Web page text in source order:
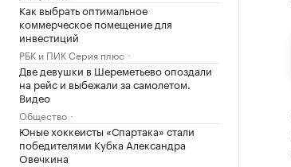
Как выбрать оптимальное
коммерческое помещение для
инвестиций
РБК и ПИК Серия плюс
Две девушки в Шереметьево опоздали
на рейс и выбежали за самолетом.
Видео
Общество
Юные хоккеисты «Спартака» стали
победителями Кубка Александра
Овечкина